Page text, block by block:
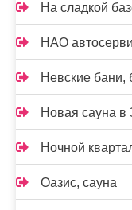
На сладкой
НАО
Невские бани,
Новая сауна в
Ночной
Оазис, сауна